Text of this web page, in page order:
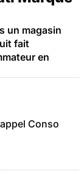
un magasin
fait
en
Conso